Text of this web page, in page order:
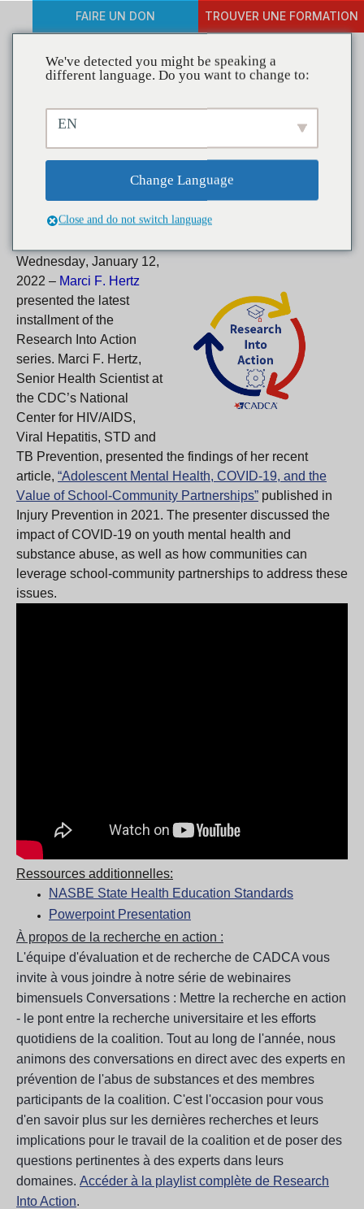
FAIRE UN DON TROUVER UNE FORMATION
Research Into Action
Webinar: Working With
Schools to Prevent Youth
Substance Use
Wednesday, January 12,
2022 – Marci F. Hertz
presented the latest
installment of the
Research Into Action
series. Marci F. Hertz,
Senior Health Scientist at
the CDC’s National
Center for HIV/AIDS,
Viral Hepatitis, STD and
TB Prevention, presented the findings of her recent
article, “Adolescent Mental Health, COVID-19, and the
Value of School-Community Partnerships” published in
Injury Prevention in 2021. The presenter discussed the
impact of COVID-19 on youth mental health and
substance abuse, as well as how communities can
leverage school-community partnerships to address these
issues.
Ressources additionnelles:
NASBE State Health Education Standards
Powerpoint Presentation
À propos de la recherche en action :
L'équipe d'évaluation et de recherche de CADCA vous
invite à vous joindre à notre série de webinaires
bimensuels Conversations : Mettre la recherche en action
- le pont entre la recherche universitaire et les efforts
quotidiens de la coalition. Tout au long de l'année, nous
animons des conversations en direct avec des experts en
prévention de l'abus de substances et des membres
participants de la coalition. C'est l'occasion pour vous
d'en savoir plus sur les dernières recherches et leurs
implications pour le travail de la coalition et de poser des
questions pertinentes à des experts dans leurs
domaines. Accéder à la playlist complète de Research
Into Action.
We've detected you might be speaking a
different language. Do you want to change to:
EN
Change Language
Close and do not switch language